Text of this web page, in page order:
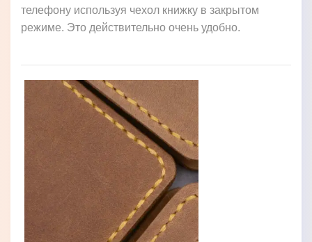
телефону используя чехол книжку в закрытом
режиме. Это действительно очень удобно.